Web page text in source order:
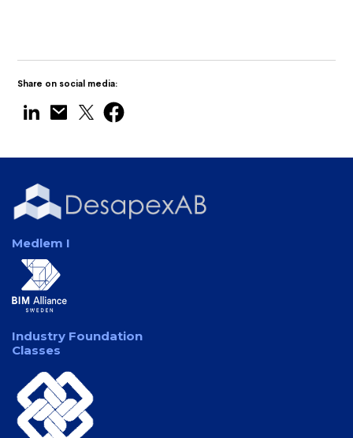
Share on social media:
Medlem I
Industry Foundation
Classes